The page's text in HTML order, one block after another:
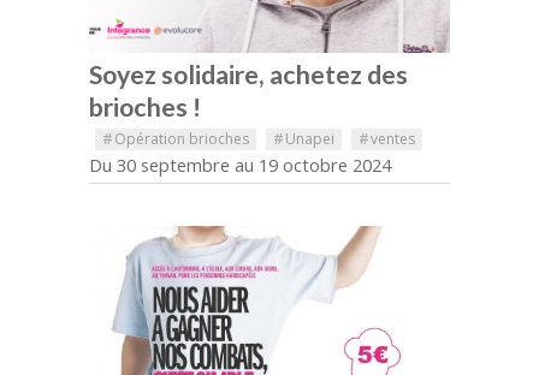
Soyez solidaire, achetez des
brioches !
#Opération brioches #Unapei #ventes
Du 30 septembre au 19 octobre 2024